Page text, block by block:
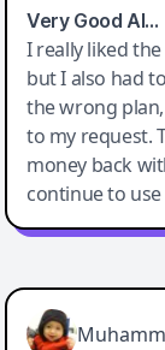
Very Good AI…
I really liked
but I also had
the wrong
to my request.
money back
continue to
Easy-Peasy